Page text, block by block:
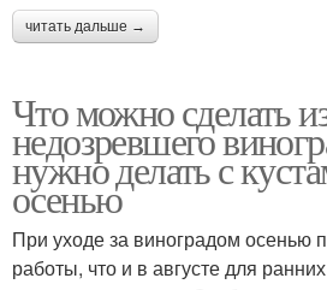
читать дальше →
Что можно сделать
недозревшего
нужно делать с
осенью
При уходе за виноградом осенью
работы, что и в августе для